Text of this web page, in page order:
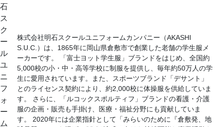
石
ス
ク
ー
ル
ユ
ニ
フ
ォ
ー
ム
株式会社明石スクールユニフォームカンパニー（AKASHI
S.U.C.）は、1865年に岡山県倉敷市で創業した老舗の学生服メ
ーカーです。 「富士ヨット学生服」ブランドをはじめ、全国約
5,000校の小・中・高等学校に制服を提供し、毎年約50万人の学
生に愛用されています。また、スポーツブランド「デサント」
とのライセンス契約により、約2,000校に体操服を供給していま
す。 さらに、「ルコックスポルティフ」ブランドの看護・介護
服の企画・販売も手掛け、医療・福祉分野にも貢献していま
す。 2020年には企業指針として「みらいのために『倉敷発、地